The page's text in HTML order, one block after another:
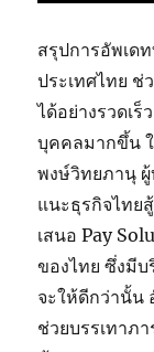
สรุปการอัพเด
ประเทศไทย
ได้อย่างรวดเ
บุคคลมากขึ้น
พงษ์วิทยภานุ
แนะธุรกิจไทย
เสนอ Pay
ของไทย ซึ่งมี
จะให้ดีกว่านั้น
ช่วยบรรเทาภ